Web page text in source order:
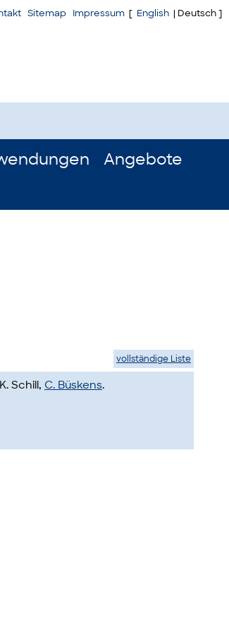
Angebote
Sitemap Impressum [ English | Deutsch ]
vollständige Liste
Schill, C. Büskens.